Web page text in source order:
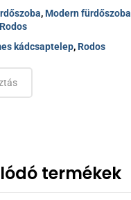
,Modern fürdőszoba
Rodos
kádcsaptelep,Rodos
termékek